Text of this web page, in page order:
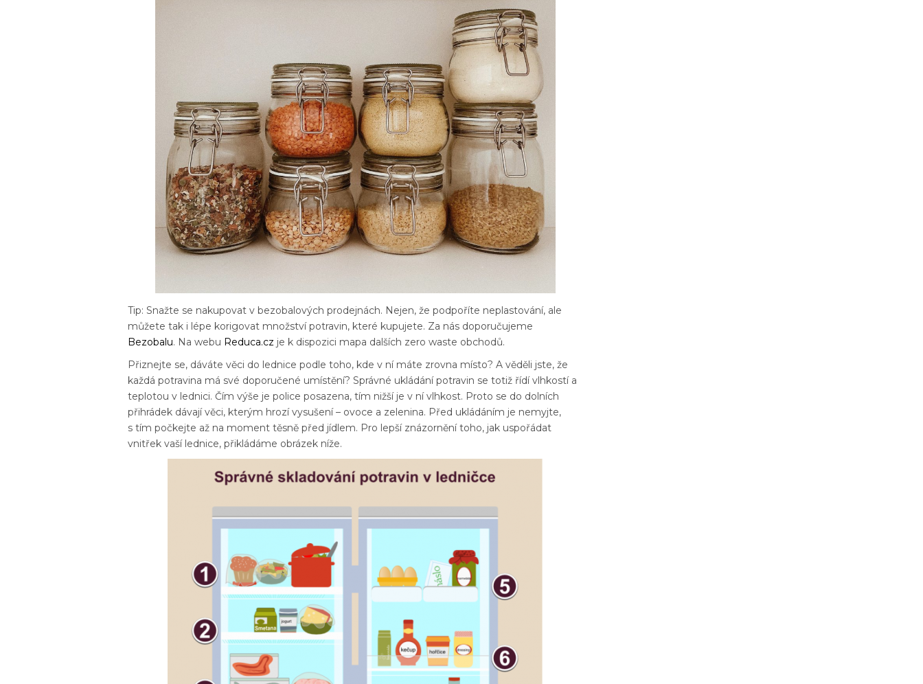
Tip: Snažte se nakupovat v bezobalových prodejnách. Nejen, že podpoříte neplastování, ale
můžete tak i lépe korigovat množství potravin, které kupujete. Za nás doporučujeme
Bezobalu. Na webu Reduca.cz je k dispozici mapa dalších zero waste obchodů.
Přiznejte se, dáváte věci do lednice podle toho, kde v ní máte zrovna místo? A věděli jste, že
každá potravina má své doporučené umístění? Správné ukládání potravin se totiž řídí vlhkostí a
teplotou v lednici. Čím výše je police posazena, tím nižší je v ní vlhkost. Proto se do dolních
přihrádek dávají věci, kterým hrozí vysušení – ovoce a zelenina. Před ukládáním je nemyjte,
s tím počkejte až na moment těsně před jídlem. Pro lepší znázornění toho, jak uspořádat
vnitřek vaší lednice, přikládáme obrázek níže.